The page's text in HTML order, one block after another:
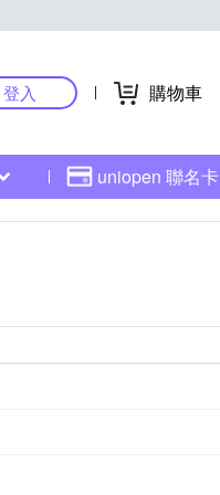
登入 購物車
uniopen 聯名卡